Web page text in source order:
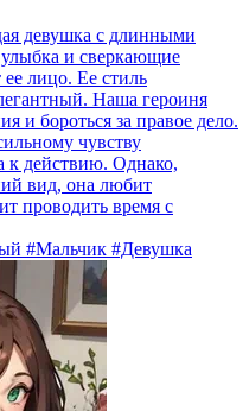
девушка с длинными
и сверкающие
лицо. Ее стиль
Наша героиня
и бороться за правое дело.
чувству
к действию. Однако,
вид, она любит
проводить время с
#Мальчик #Девушка